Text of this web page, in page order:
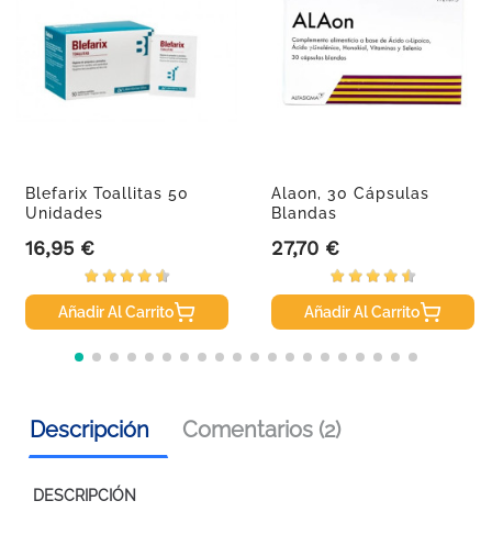
Blefarix Toallitas 50
Unidades
Precio
16,95 €
Añadir Al Carrito
Alaon, 30 Cápsulas
Blandas
Precio
27,70 €
Añadir Al Carrito
Descripción Comentarios (2)
DESCRIPCIÓN